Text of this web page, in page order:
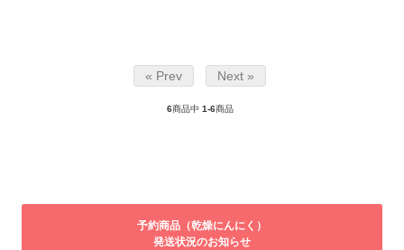
« Prev Next »
6商品中 1-6商品
予約商品（乾燥にんにく）
発送状況のお知らせ